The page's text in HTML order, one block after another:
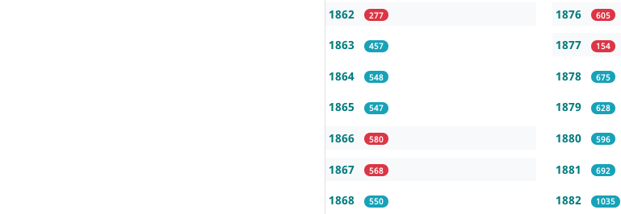
1862 277
1863 457
1864 548
1865 547
1866 580
1867 568
1868 550
1876 605
1877 154
1878 675
1879 628
1880 596
1881 692
1882 1035